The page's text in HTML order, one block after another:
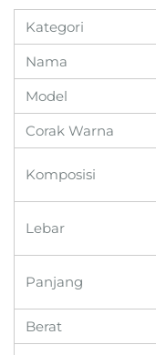
Kategori
Nama
Model
Corak Warna
Komposisi
Lebar
Panjang
Berat